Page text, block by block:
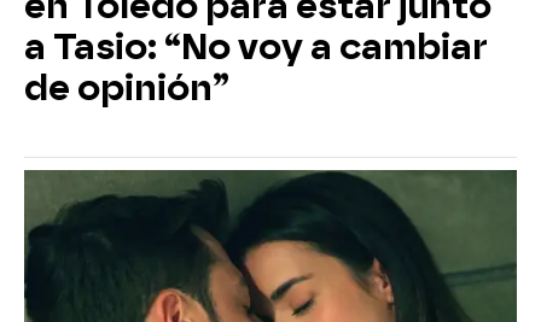
a Tasio: “No voy a cambiar
de opinión”